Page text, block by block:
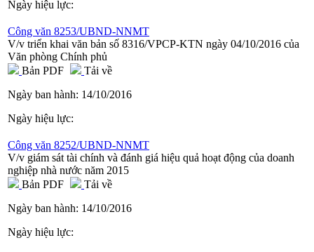
Ngày hiệu lực:
Công văn 8253/UBND-NNMT
V/v triển khai văn bản số 8316/VPCP-KTN ngày 04/10/2016 của
Văn phòng Chính phủ
Bản PDF
Tải về
Ngày ban hành: 14/10/2016
Ngày hiệu lực:
Công văn 8252/UBND-NNMT
V/v giám sát tài chính và đánh giá hiệu quả hoạt động của doanh
nghiệp nhà nước năm 2015
Bản PDF
Tải về
Ngày ban hành: 14/10/2016
Ngày hiệu lực: